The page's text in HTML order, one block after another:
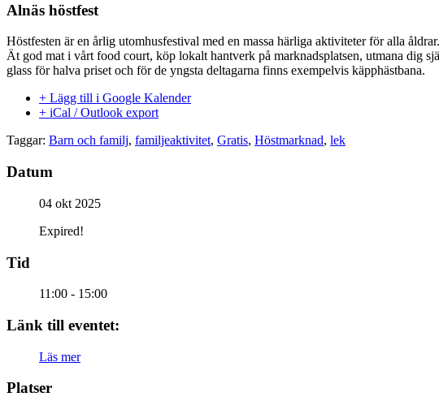
Alnäs höstfest
Höstfesten är en årlig utomhusfestival med en massa härliga aktiviteter för alla åldrar.
Ät god mat i vårt food court, köp lokalt hantverk på marknadsplatsen, utmana dig
glass för halva priset och för de yngsta deltagarna finns exempelvis käpphästbana.
+ Lägg till i Google Kalender
+ iCal / Outlook export
Taggar: Barn och familj, familjeaktivitet, Gratis, Höstmarknad, lek
Datum
04 okt 2025
Expired!
Tid
11:00 - 15:00
Länk till eventet:
Läs mer
Platser